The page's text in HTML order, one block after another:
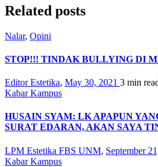
Related posts
Nalar, Opini
STOP!!! TINDAK BULLYING DI
Editor Estetika, May 30, 2021 3 min
Kabar Kampus
HUSAIN SYAM: LK APAPUN
SURAT EDARAN, AKAN SAYA
LPM Estetika FBS UNM, September
Kabar Kampus